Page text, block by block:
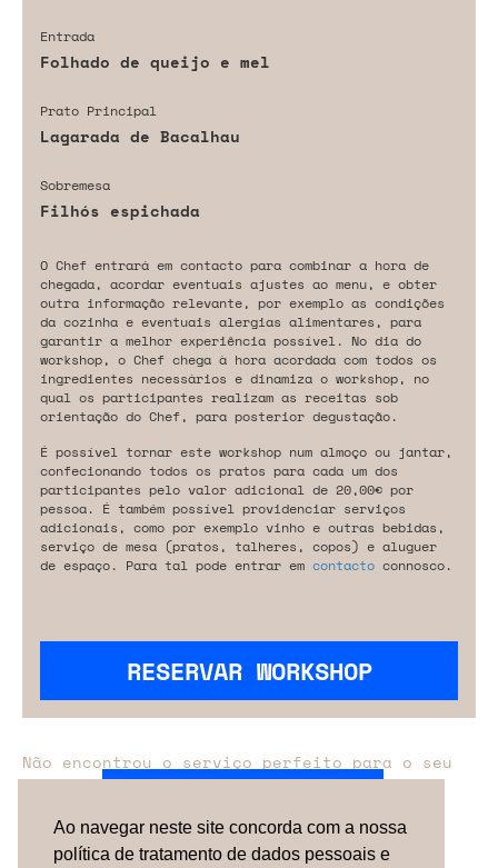
Ao navegar neste site concorda com a nossa
política de tratamento de dados pessoais e
Entrada
Folhado de queijo e mel
Prato Principal
Lagarada de Bacalhau
Sobremesa
Filhós espichada
O Chef entrará em contacto para combinar a hora de
chegada, acordar eventuais ajustes ao menu, e obter
outra informação relevante, por exemplo as condições
da cozinha e eventuais alergias alimentares, para
garantir a melhor experiência possível. No dia do
workshop, o Chef chega à hora acordada com todos os
ingredientes necessários e dinamiza o workshop, no
qual os participantes realizam as receitas sob
orientação do Chef, para posterior degustação.
É possível tornar este workshop num almoço ou jantar,
confecionando todos os pratos para cada um dos
participantes pelo valor adicional de 20,00€ por
pessoa. É também possível providenciar serviços
adicionais, como por exemplo vinho e outras bebidas,
serviço de mesa (pratos, talheres, copos) e aluguer
de espaço. Para tal pode entrar em contacto connosco.
RESERVAR WORKSHOP
Não encontrou o serviço perfeito para o seu
evento?
Entre em contacto connosco.
TERMOS & CONDIÇÕES SOBRE NÓS COMO